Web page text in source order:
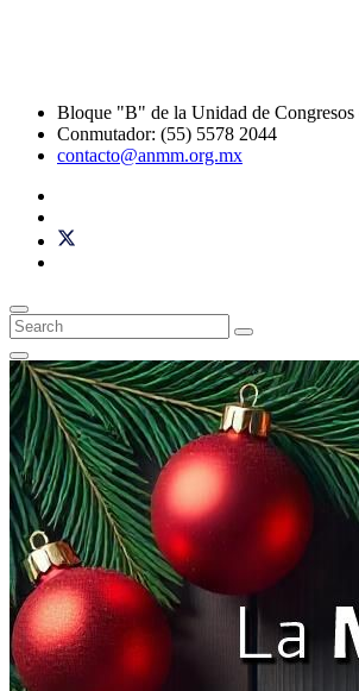
Bloque "B" de la Unidad de
Conmutador: (55) 5578 2044
contacto@anmm.org.mx